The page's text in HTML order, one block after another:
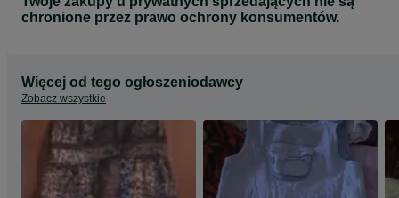
chronione przez prawo ochrony konsumentów.
Więcej od tego ogłoszeniodawcy
Zobacz wszystkie